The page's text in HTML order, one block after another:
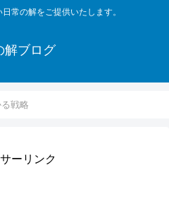
常の解をご提供いたします。
解ブログ
戦略
ーリンク